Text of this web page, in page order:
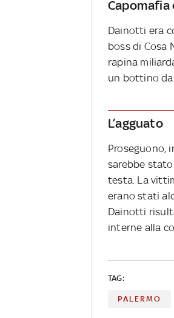
Capomafia
Dainotti era
boss di Cosa
rapina
un bottino da
L’agguato
Proseguono,
sarebbe
testa. La
erano stati
Dainotti
interne alla
TAG:
PALERMO